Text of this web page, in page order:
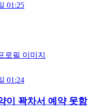
01:25
01:24
이 꽉차서 예약 못함